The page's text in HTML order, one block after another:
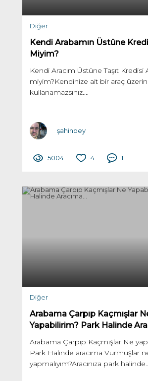
Diğer
Kendi Arabamın Üstüne
Miyim?
Kendi Aracım Üstüne Taşıt Kredisi
miyim?Kendinize ait bir araç
kullanamazsınız....
şahinbey
5004 4 1
Diğer
Arabama Çarpıp Kaçmışlar
Yapabilirim? Park Halinde
Arabama Çarpıp Kaçmışlar Ne
Park Halinde aracıma Vurmuşlar
yapmalıyım?Aracınıza park